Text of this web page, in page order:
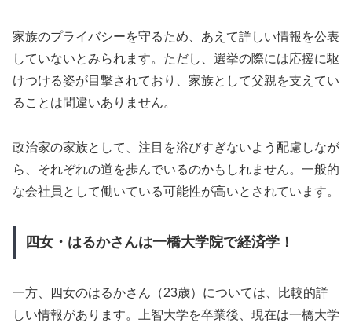
家族のプライバシーを守るため、あえて詳しい情報を公表
していないとみられます。ただし、選挙の際には応援に駆
けつける姿が目撃されており、家族として父親を支えてい
ることは間違いありません。
政治家の家族として、注目を浴びすぎないよう配慮しなが
ら、それぞれの道を歩んでいるのかもしれません。一般的
な会社員として働いている可能性が高いとされています。
四女・はるかさんは一橋大学院で経済学！
一方、四女のはるかさん（23歳）については、比較的詳
しい情報があります。上智大学を卒業後、現在は一橋大学